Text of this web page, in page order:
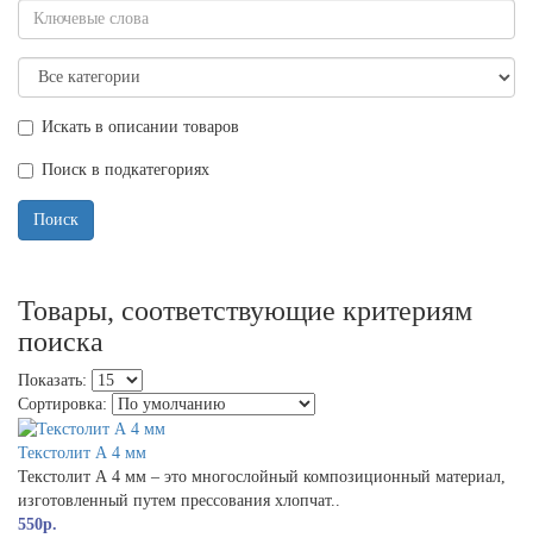
Искать в описании товаров
Поиск в подкатегориях
Товары, соответствующие критериям
поиска
Показать:
Сортировка:
Текстолит А 4 мм
Текстолит А 4 мм – это многослойный композиционный материал,
изготовленный путем прессования хлопчат..
550р.